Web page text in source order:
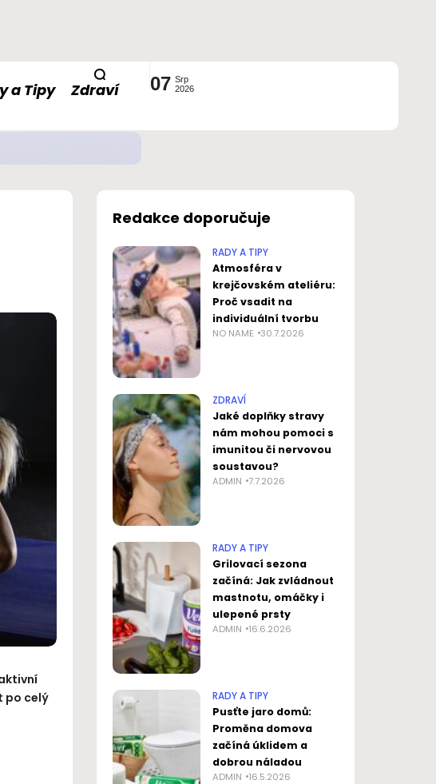
a Tipy Zdraví 07 Srp
2026
po celý
Redakce doporučuje
RADY A TIPY
Atmosféra v
krejčovském ateliéru:
Proč vsadit na
individuální tvorbu
NO NAME 30.7.2026
ZDRAVÍ
Jaké doplňky stravy
nám mohou pomoci s
imunitou či nervovou
soustavou?
ADMIN 7.7.2026
RADY A TIPY
Grilovací sezona
začíná: Jak zvládnout
mastnotu, omáčky i
ulepené prsty
ADMIN 16.6.2026
RADY A TIPY
Pusťte jaro domů:
Proměna domova
začíná úklidem a
dobrou náladou
ADMIN 16.5.2026